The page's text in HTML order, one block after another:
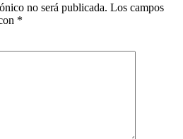
no será publicada. Los campos
*